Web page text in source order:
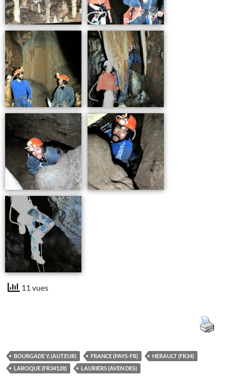
11 vues
BOURGADE Y. (AUTEUR) FRANCE (PAYS-FR)
HERAULT (FR34)
LAROQUE (FR34128)
LAURIERS (AVEN DES)